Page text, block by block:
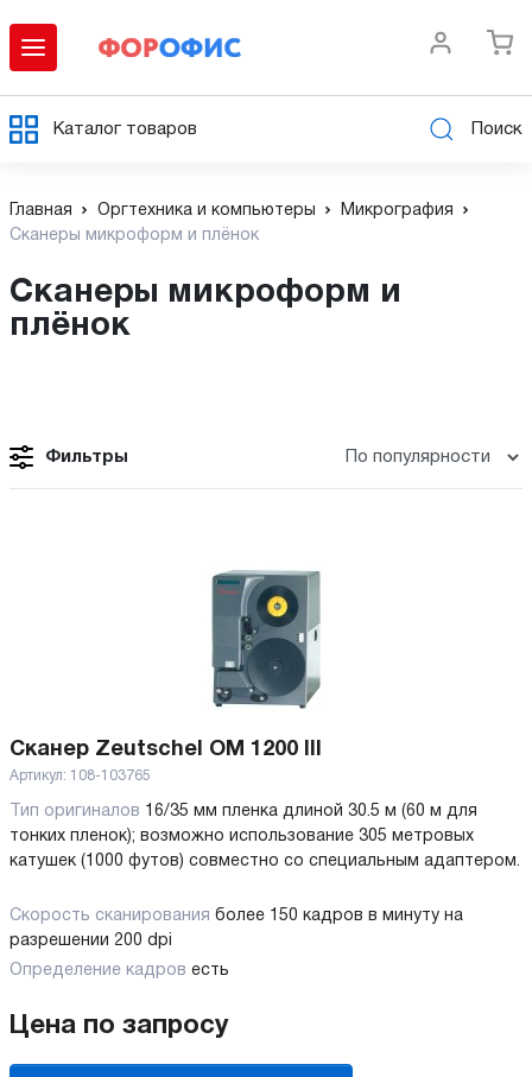
Каталог товаров Поиск
Главная Оргтехника и компьютеры
Микрография
Сканеры микроформ и плёнок
Сканеры микроформ и
плёнок
Фильтры
Сканер Zeutschel OM 1200 III
Артикул: 108-103765
Тип оригиналов 16/35 мм пленка длиной 30.5 м (60 м для
тонких пленок); возможно использование 305 метровых
катушек (1000 футов) совместно со специальным адаптером.
Скорость сканирования более 150 кадров в минуту на
разрешении 200 dpi
Определение кадров есть
Цена по запросу